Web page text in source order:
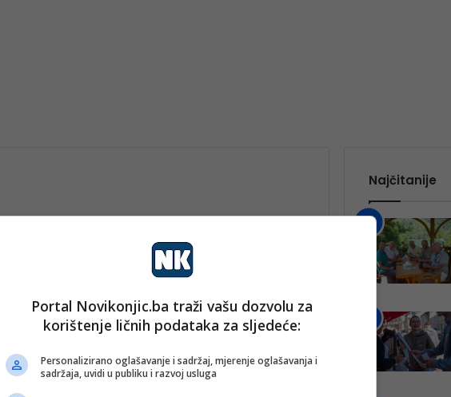
U Glavatičevu održana obuka
skipera
Najčitanije
Portal Novikonjic.ba traži vašu dozvolu za
korištenje ličnih podataka za sljedeće:
Personalizirano oglašavanje i sadržaj, mjerenje oglašavanja i
sadržaja, uvidi u publiku i razvoj usluga